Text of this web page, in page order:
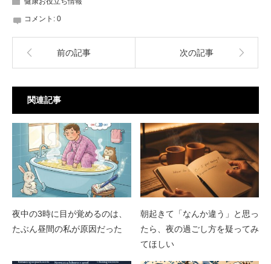
コメント: 0
前の記事 次の記事
関連記事
夜中の3時に目が覚めるのは、
たぶん昼間の私が原因だった
朝起きて「なんか違う」と思っ
たら、夜の過ごし方を疑ってみ
てほしい